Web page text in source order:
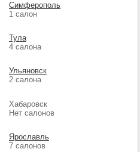
Симферополь
1 салон
Тула
4 салона
Ульяновск
2 салона
Хабаровск
Нет салонов
Ярославль
7 салонов